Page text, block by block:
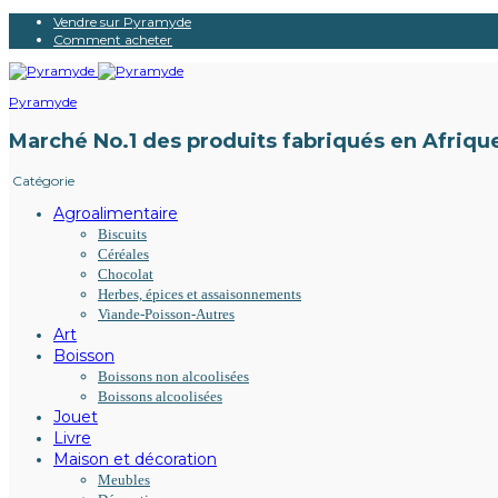
Vendre sur Pyramyde
Comment acheter
Pyramyde
Marché No.1 des produits fabriqués en
Catégorie
Agroalimentaire
Biscuits
Céréales
Chocolat
Herbes, épices et assaisonnements
Viande-Poisson-Autres
Art
Boisson
Boissons non alcoolisées
Boissons alcoolisées
Jouet
Livre
Maison et décoration
Meubles